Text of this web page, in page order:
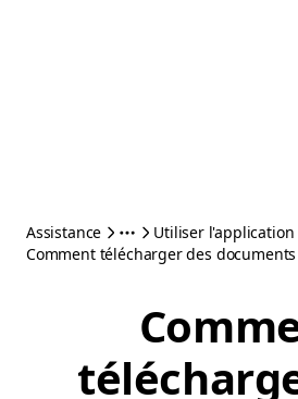
Assistance
Utiliser l'application
Comment télécharger des documents